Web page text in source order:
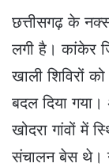
a
n
e
a
i
छत्तीसगढ़ के
लगी है। कांकेर
खाली शिविरों
बदल दिया
खोदरा गांवों में
संचालन बेस थे।